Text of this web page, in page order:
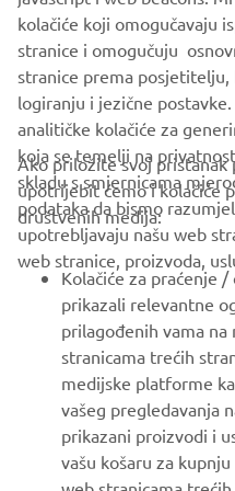
BILTEN
Budite prvi koji će saznati o
događajima, novim izdanjima i
Pročitajte našu Politiku
obrađujemo vaše osobne
Montenegro (Serbian)
kolačiće koji omogučavaju
stranice i omogučuju
stranice prema
logiranju i jezične
analitičke kolačiće za
koja se temelji na
skladu s smjernicama
podataka da bismo
upotrebljavaju našu web
web stranice, proizvoda,
Ako priložite svoj pristanak
upotrijebit ćemo i kolačiće
društvenih medija:
Kolačiće za praćenje
prikazali relevantne
prilagođenih vama na
stranicama trećih
medijske platforme
vašeg pregledavanja
prikazani proizvodi i
vašu košaru za